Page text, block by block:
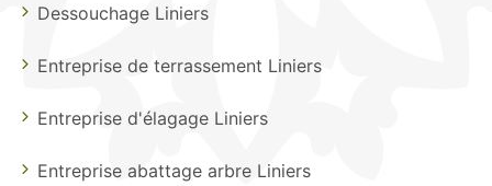
Dessouchage Liniers
Entreprise de terrassement Liniers
Entreprise d'élagage Liniers
Entreprise abattage arbre Liniers